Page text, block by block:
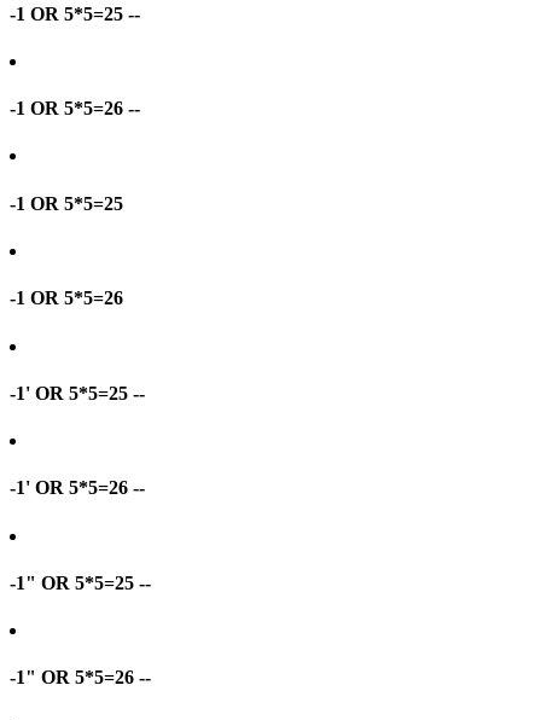
-1 OR 5*5=25 --
-1 OR 5*5=26 --
-1 OR 5*5=25
-1 OR 5*5=26
-1' OR 5*5=25 --
-1' OR 5*5=26 --
-1" OR 5*5=25 --
-1" OR 5*5=26 --